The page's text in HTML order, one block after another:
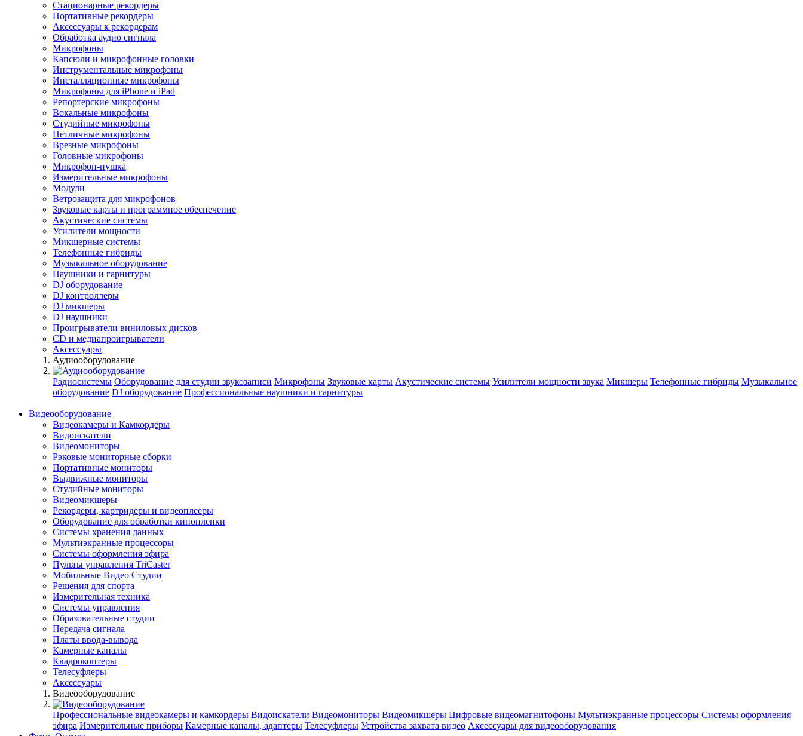
Стационарные рекордеры
Портативные рекордеры
Аксессуары к рекордерам
Обработка аудио сигнала
Микрофоны
Капсюли и микрофонные головки
Инструментальные микрофоны
Инсталляционные микрофоны
Микрофоны для iPhone и iPad
Репортерские микрофоны
Вокальные микрофоны
Студийные микрофоны
Петличные микрофоны
Врезные микрофоны
Головные микрофоны
Микрофон-пушка
Измерительные микрофоны
Модули
Ветрозащита для микрофонов
Звуковые карты и программное обеспечение
Акустические системы
Усилители мощности
Микшерные системы
Телефонные гибриды
Музыкальное оборудование
Наушники и гарнитуры
DJ оборудование
DJ контроллеры
DJ микшеры
DJ наушники
Проигрыватели виниловых дисков
СD и медиапроигрыватели
Аксессуары
Аудиооборудование
Радиосистемы Оборудование для студии звукозаписи Микрофоны Звуковые карты Акустические системы Усилители мощности звука Микшеры Телефонные гибриды Музыкальное
оборудование DJ оборудование Профессиональные наушники и гарнитуры
Видеооборудование
Видеокамеры и Камкордеры
Видоискатели
Видеомониторы
Рэковые мониторные сборки
Портативные мониторы
Выдвижные мониторы
Студийные мониторы
Видеомикшеры
Рекордеры, картридеры и видеоплееры
Оборудование для обработки кинопленки
Системы хранения данных
Мультиэкранные процессоры
Системы оформления эфира
Пульты управления TriCaster
Мобильные Видео Студии
Решения для спорта
Измерительная техника
Системы управления
Образовательные студии
Передача сигнала
Платы ввода-вывода
Камерные каналы
Квадрокоптеры
Телесуфлеры
Аксессуары
Видеооборудование
Профессиональные видеокамеры и камкордеры Видоискатели Видеомониторы Видеомикшеры Цифровые видеомагнитофоны Мультиэкранные процессоры Системы оформления
эфира Измерительные приборы Камерные каналы, адаптеры Телесуфлеры Устройства захвата видео Аксессуары для видеооборудования